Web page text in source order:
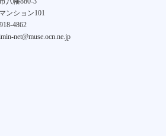
ンション101
4862
net@muse.ocn.ne.jp